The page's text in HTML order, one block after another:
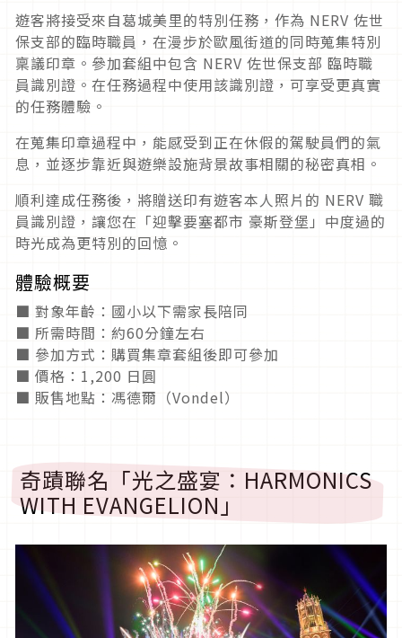
遊客將接受來自葛城美里的特別任務，作為 NERV 佐世
保支部的臨時職員，在漫步於歐風街道的同時蒐集特別
稟議印章。參加套組中包含 NERV 佐世保支部 臨時職
員識別證。在任務過程中使用該識別證，可享受更真實
的任務體驗。
在蒐集印章過程中，能感受到正在休假的駕駛員們的氣
息，並逐步靠近與遊樂設施背景故事相關的秘密真相。
順利達成任務後，將贈送印有遊客本人照片的 NERV 職
員識別證，讓您在「迎擊要塞都市 豪斯登堡」中度過的
時光成為更特別的回憶。
體驗概要
■ 對象年齡：國小以下需家長陪同
■ 所需時間：約60分鐘左右
■ 參加方式：購買集章套組後即可參加
■ 價格：1,200 日圓
■ 販售地點：馮德爾（Vondel）
奇蹟聯名「光之盛宴：HARMONICS
WITH EVANGELION」